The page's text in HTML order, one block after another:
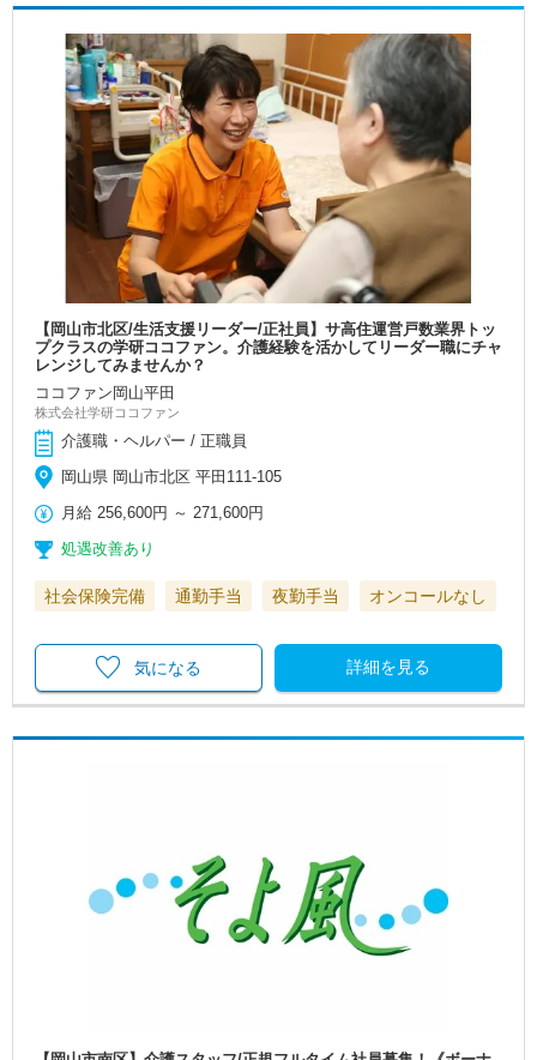
【岡山市北区/生活支援リーダー/正社員】サ高住運営戸数業界トッ
プクラスの学研ココファン。介護経験を活かしてリーダー職にチャ
レンジしてみませんか？
ココファン岡山平田
株式会社学研ココファン
介護職・ヘルパー / 正職員
岡山県 岡山市北区 平田111-105
月給 256,600円 ～ 271,600円
処遇改善あり
社会保険完備 通勤手当 夜勤手当 オンコールなし
詳細を見る
気になる